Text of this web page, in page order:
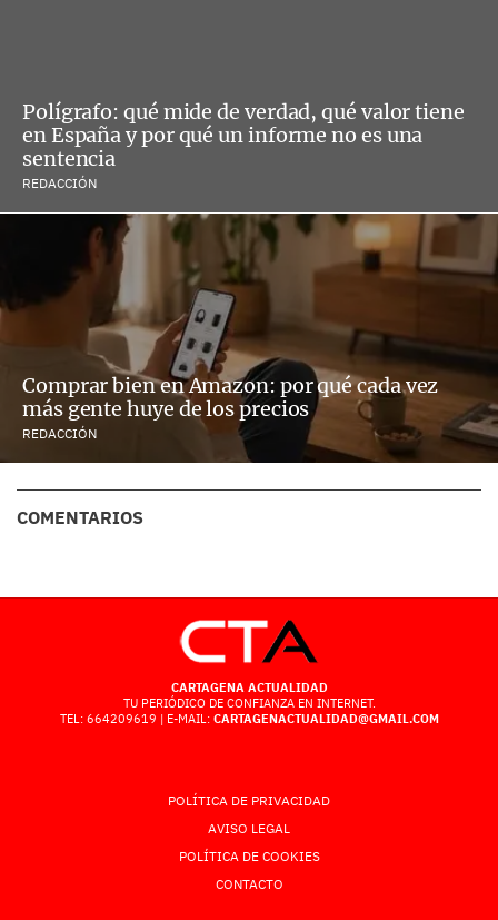
Polígrafo: qué mide de verdad, qué valor tiene
en España y por qué un informe no es una
sentencia
REDACCIÓN
Comprar bien en Amazon: por qué cada vez
más gente huye de los precios
REDACCIÓN
COMENTARIOS
CARTAGENA ACTUALIDAD
TU PERIÓDICO DE CONFIANZA EN INTERNET.
TEL: 664209619 | E-MAIL: CARTAGENACTUALIDAD@GMAIL.COM
POLÍTICA DE PRIVACIDAD
AVISO LEGAL
POLÍTICA DE COOKIES
CONTACTO